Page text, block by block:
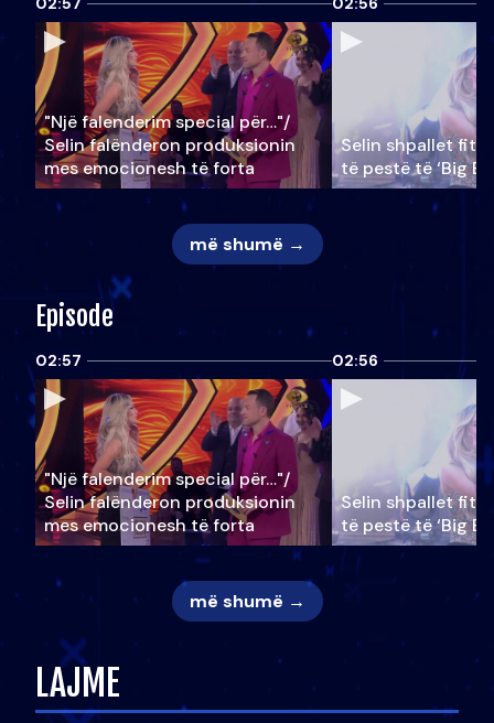
"Një falenderim special për…"/
Selin falënderon produksionin
mes emocionesh të forta
Selin shpallet
të pestë të ‘Big
më shumë →
Episode
02:57
"Një falenderim special për…"/
Selin falënderon produksionin
mes emocionesh të forta
02:56
Selin shpallet
të pestë të ‘Big
më shumë →
LAJME